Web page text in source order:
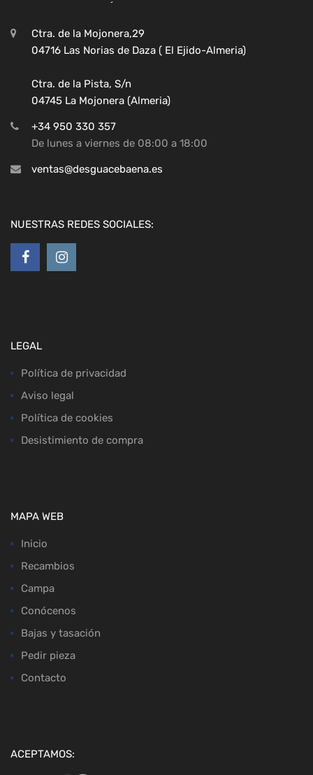
Ctra. de la Mojonera,29
04716 Las Norias de Daza ( El Ejido-Almeria)
Ctra. de la Pista, S/n
04745 La Mojonera (Almeria)
+34 950 330 357
De lunes a viernes de 08:00 a 18:00
ventas@desguacebaena.es
NUESTRAS REDES SOCIALES:
LEGAL
Política de privacidad
Aviso legal
Política de cookies
Desistimiento de compra
MAPA WEB
Inicio
Recambios
Campa
Conócenos
Bajas y tasación
Pedir pieza
Contacto
ACEPTAMOS: